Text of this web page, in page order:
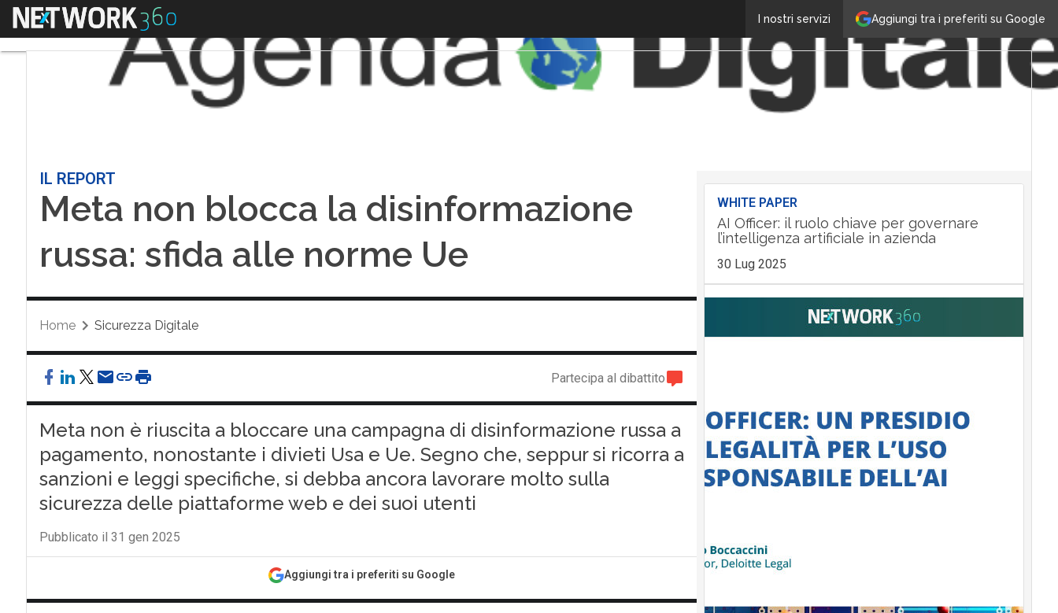
Aggiungi tra i preferiti su Google
I nostri servizi
Menu
IL REPORT
Meta non blocca la disinformazione
russa: sfida alle norme Ue
Home Sicurezza Digitale
Partecipa al dibattito
Meta non è riuscita a bloccare una campagna di disinformazione russa a
pagamento, nonostante i divieti Usa e Ue. Segno che, seppur si ricorra a
sanzioni e leggi specifiche, si debba ancora lavorare molto sulla
sicurezza delle piattaforme web e dei suoi utenti
Pubblicato il 31 gen 2025
Aggiungi tra i preferiti su Google
WHITE PAPER
AI Officer: il ruolo chiave per governare
l’intelligenza artificiale in azienda
30 Lug 2025